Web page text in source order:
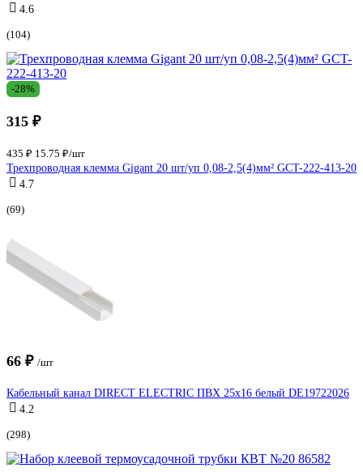
4.6
(104)
-28%
315 ₽
435 ₽ 15.75 ₽/шт
Трехпроводная клемма Gigant 20 шт/уп 0,08-2,5(4)мм² GCT-222-413-20
4.7
(69)
66 ₽ /шт
Кабельный канал DIRECT ELECTRIC ПВХ 25x16 белый DE19722026
4.2
(298)